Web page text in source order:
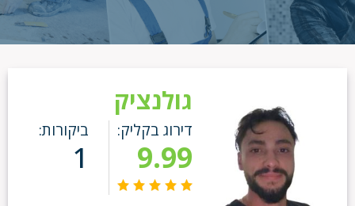
גולנציק
דירוג בקליק:
9.99
ביקורות:
1